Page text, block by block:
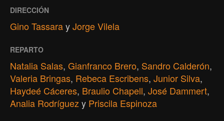
DIRECCIÓN
Gino TassarayJorge Vilela
REPARTO
Natalia Salas, Gianfranco Brero, Sandro Calderón,
Valeria Bringas, Rebeca Escribens, Junior Silva,
Haydeé Cáceres, Braulio Chapell, José Dammert,
Analia Rodríguezy Priscila Espinoza